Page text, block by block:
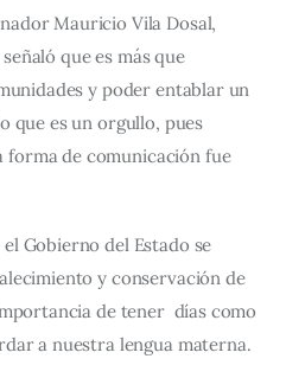
Mauricio Vila Dosal,
que es más que
y poder entablar un
que es un orgullo, pues
de comunicación fue
Gobierno del Estado se
y conservación de
de tener  días como
a nuestra lengua materna.